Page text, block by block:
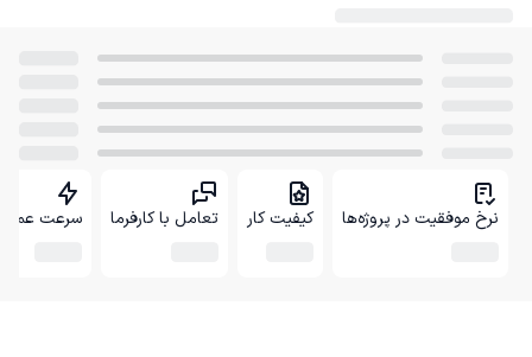
نرخ موفقیت در پروژه‌ها کیفیت کار تعامل با کارفرما سرعت عمل